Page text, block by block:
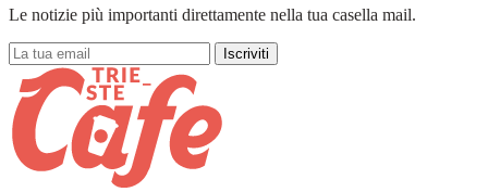
Le notizie più importanti direttamente nella tua casella mail.
Iscriviti